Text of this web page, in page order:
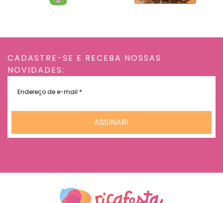
CADASTRE-SE E RECEBA NOSSAS
NOVIDADES:
mail